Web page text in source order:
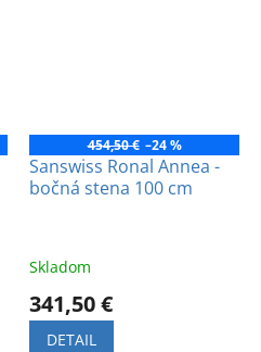
454,50 € –24 %
Sanswiss Ronal Annea -
bočná stena 100 cm
Skladom
341,50 €
DETAIL